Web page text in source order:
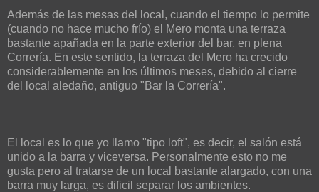
Además de las mesas del local, cuando el tiempo lo permite
(cuando no hace mucho frío) el Mero monta una terraza
bastante apañada en la parte exterior del bar, en plena
Correría. En este sentido, la terraza del Mero ha crecido
considerablemente en los últimos meses, debido al cierre
del local aledaño, antiguo "Bar la Correría".
El local es lo que yo llamo "tipo loft", es decir, el salón está
unido a la barra y viceversa. Personalmente esto no me
gusta pero al tratarse de un local bastante alargado, con una
barra muy larga, es dificil separar los ambientes.